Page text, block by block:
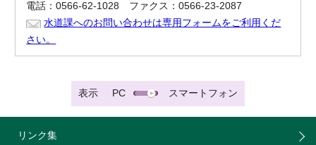
電話：0566-62-1028 ファクス：0566-23-2087
水道課へのお問い合わせは専用フォームをご利用くだ
さい。
表示 PC スマートフォン
リンク集